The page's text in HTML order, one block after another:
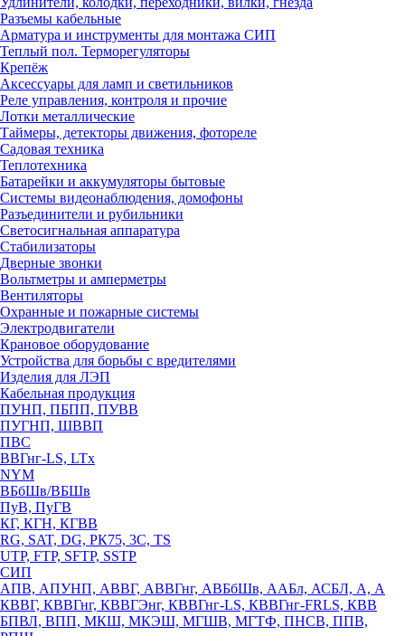
Разъемы кабельные
Арматура и инструменты для монтажа СИП
Теплый пол. Терморегуляторы
Крепёж
Аксессуары для ламп и светильников
Реле управления, контроля и прочие
Лотки металлические
Таймеры, детекторы движения, фотореле
Садовая техника
Теплотехника
Батарейки и аккумуляторы бытовые
Системы видеонаблюдения, домофоны
Разъединители и рубильники
Светосигнальная аппаратура
Стабилизаторы
Дверные звонки
Вольтметры и амперметры
Вентиляторы
Охранные и пожарные системы
Электродвигатели
Крановое оборудование
Устройства для борьбы с вредителями
Изделия для ЛЭП
Кабельная продукция
ПУНП, ПБПП, ПУВВ
ПУГНП, ШВВП
ПВС
ВВГнг-LS, LTx
NYM
ВБбШв/ВБШв
ПуВ, ПуГВ
КГ, КГН, КГВВ
RG, SAT, DG, РК75, 3С, TS
UTP, FTP, SFTP, SSTP
СИП
АПВ, АПУНП, АВВГ, АВВГнг, АВБбШв, ААБл, АСБЛ, А, А
КВВГ, КВВГнг, КВВГЭнг, КВВГнг-LS, КВВГнг-FRLS, КВВ
БПВЛ, ВПП, МКШ, МКЭШ, МГШВ, МГТФ, ПНСВ, ППВ,